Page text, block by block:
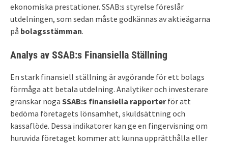
ekonomiska prestationer. SSAB:s styrelse föreslår
utdelningen, som sedan måste godkännas av aktieägarna
på bolagsstämman.
Analys av SSAB:s Finansiella Ställning
En stark finansiell ställning är avgörande för ett bolags
förmåga att betala utdelning. Analytiker och investerare
granskar noga SSAB:s finansiella rapporterför att
bedöma företagets lönsamhet, skuldsättning och
kassaflöde. Dessa indikatorer kan ge en fingervisning om
huruvida företaget kommer att kunna upprätthålla eller